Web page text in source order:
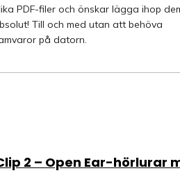
PDF-filer och önskar lägga ihop
Till och med utan att behöva
på datorn.
2 – Open Ear-hörlurar